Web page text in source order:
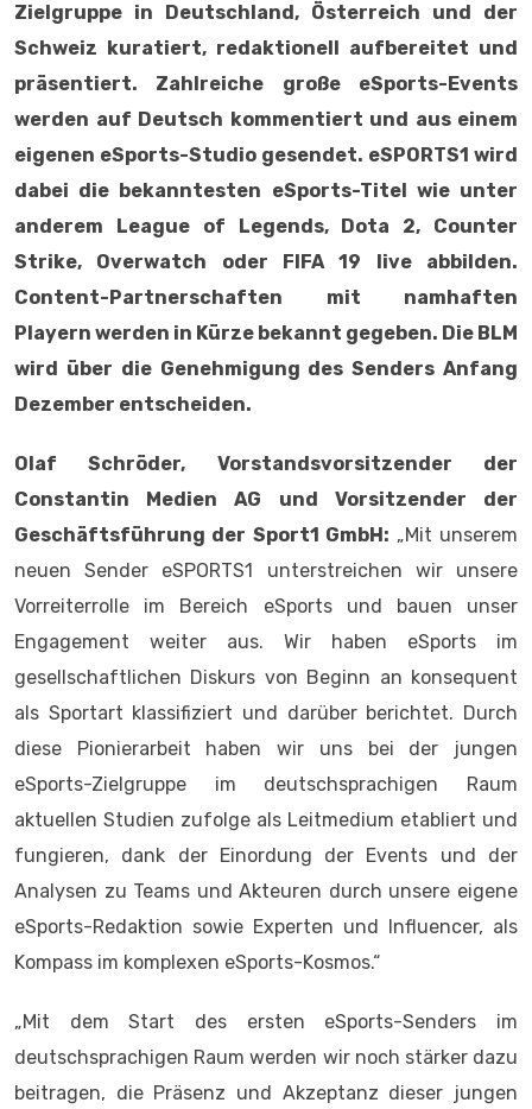
Zielgruppe in Deutschland, Österreich und der
Schweiz kuratiert, redaktionell aufbereitet und
präsentiert. Zahlreiche große eSports-Events
werden auf Deutsch kommentiert und aus einem
eigenen eSports-Studio gesendet. eSPORTS1 wird
dabei die bekanntesten eSports-Titel wie unter
anderem League of Legends, Dota 2, Counter
Strike, Overwatch oder FIFA 19 live abbilden.
Content-Partnerschaften mit namhaften
Playern werden in Kürze bekannt gegeben. Die BLM
wird über die Genehmigung des Senders Anfang
Dezember entscheiden.
Olaf Schröder, Vorstandsvorsitzender der
Constantin Medien AG und Vorsitzender der
Geschäftsführung der Sport1 GmbH: „Mit unserem
neuen Sender eSPORTS1 unterstreichen wir unsere
Vorreiterrolle im Bereich eSports und bauen unser
Engagement weiter aus. Wir haben eSports im
gesellschaftlichen Diskurs von Beginn an konsequent
als Sportart klassifiziert und darüber berichtet. Durch
diese Pionierarbeit haben wir uns bei der jungen
eSports-Zielgruppe im deutschsprachigen Raum
aktuellen Studien zufolge als Leitmedium etabliert und
fungieren, dank der Einordung der Events und der
Analysen zu Teams und Akteuren durch unsere eigene
eSports-Redaktion sowie Experten und Influencer, als
Kompass im komplexen eSports-Kosmos.“
„Mit dem Start des ersten eSports-Senders im
deutschsprachigen Raum werden wir noch stärker dazu
beitragen, die Präsenz und Akzeptanz dieser jungen